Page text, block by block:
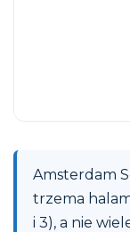
Amsterdam
trzema
i 3), a nie